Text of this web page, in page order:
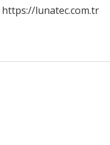
https://lunatec.com.tr